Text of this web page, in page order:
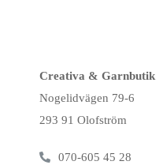
Creativa & Garnbutik
Nogelidvägen 79-6
293 91 Olofström
070-605 45 28